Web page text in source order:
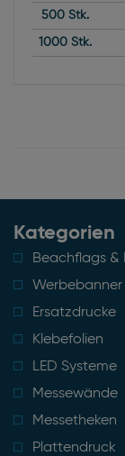
500Stk.
1000Stk.
Kategorien
Beachflags &
Werbebanner
Ersatzdrucke
Klebefolien
LED Systeme
Messewände
Messetheken
Plattendruck